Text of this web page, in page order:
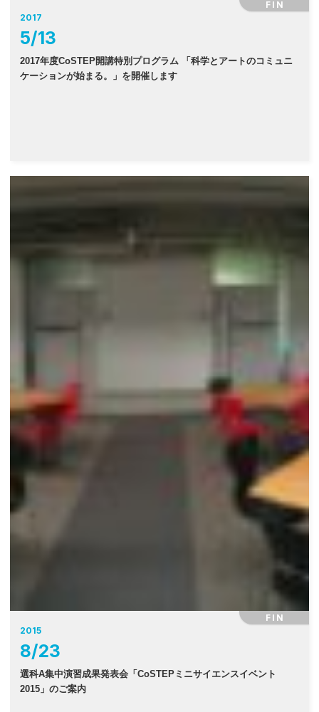
FIN
2017
5/13
2017年度CoSTEP開講特別プログラム 「科学とアートのコミュニ
ケーションが始まる。」を開催します
FIN
2015
8/23
選科A集中演習成果発表会「CoSTEPミニサイエンスイベント
2015」のご案内